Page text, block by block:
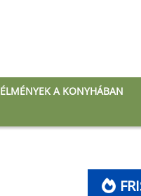
ÉLMÉNYEK A KONYHÁBAN